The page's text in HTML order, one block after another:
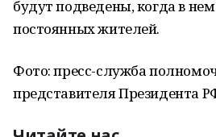
будут подведены, когда в
постоянных жителей.
Фото: пресс-служба
представителя Президента